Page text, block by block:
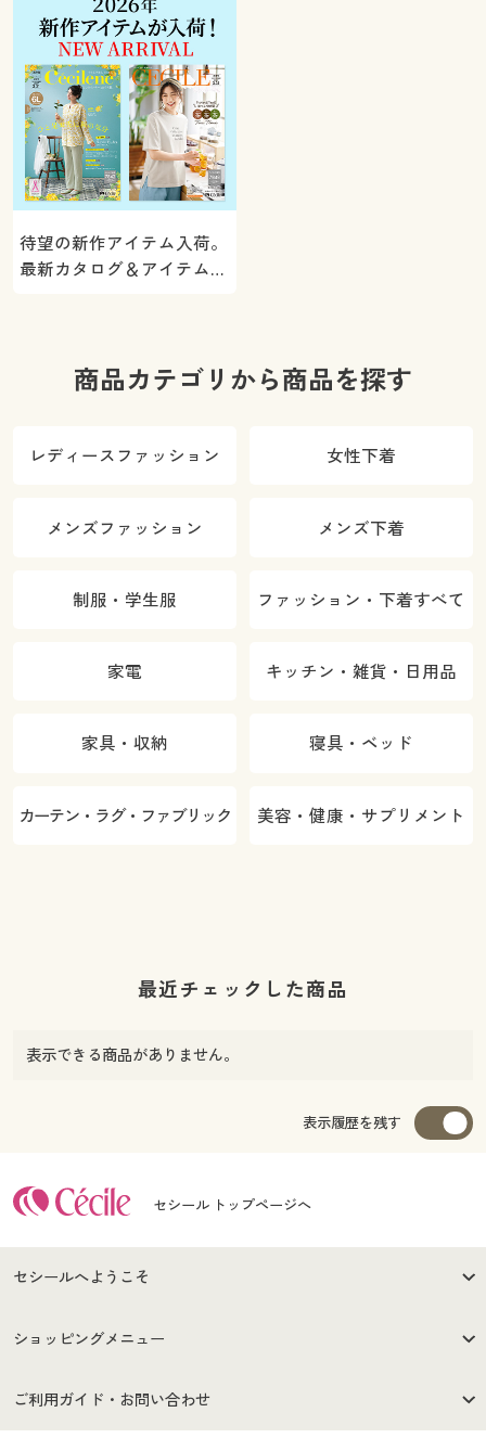
待望の新作アイテム入荷。
最新カタログ＆アイテムを
商品カテゴリから商品を探す
レディースファッション 女性下着
メンズファッション メンズ下着
制服・学生服 ファッション・下着すべて
家電 キッチン・雑貨・日用品
家具・収納 寝具・ベッド
カーテン・ラグ・ファブリック 美容・健康・サプリメント
最近チェックした商品
表示できる商品がありません。
表示履歴を残す
セシール トップページへ
セシールへようこそ
はじめての方へ
セシールご利用規約
ショッピングメニュー
商品カテゴリ
ご利用ガイド・お問い合わせ